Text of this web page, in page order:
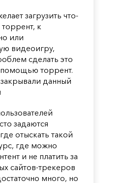
загрузить что-
к
или
видеоигру,
сделать это
помощью торрент.
закрывали данный
задаются
отыскать такой
где можно
и не платить за
сайтов-трекеров
много, но